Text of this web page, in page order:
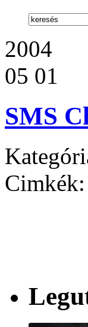
2004
05 01
SMS
Cimkék: